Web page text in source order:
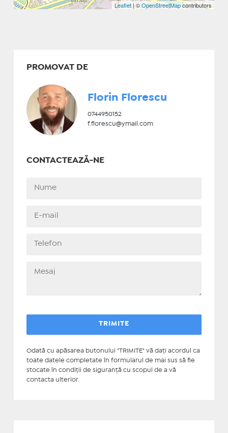
Leaflet | ©OpenStreetMapcontributors
PROMOVAT DE
Florin Florescu
0744950152
f.florescu@ymail.com
CONTACTEAZĂ-NE
Odată cu apăsarea butonului "TRIMITE" vă daţi acordul ca
toate datele completate în formularul de mai sus să fie
stocate în condiţii de siguranţă cu scopul de a vă
contacta ulterior.